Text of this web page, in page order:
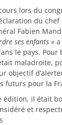
lors du
du chef
Fabien
ses enfants »
le pays. Pour
maladroite,
objectif
futurs pour la
édition, il était
et